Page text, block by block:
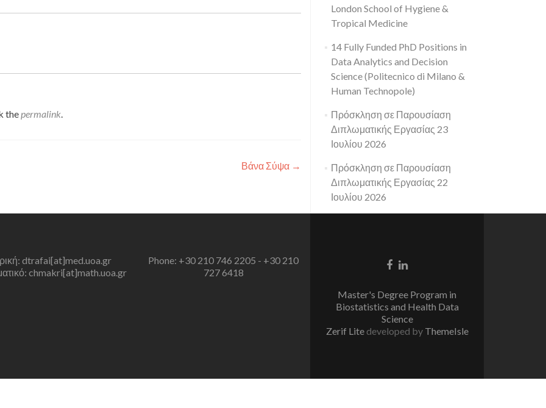
thepermalink.
Βάνα Σύψα →
London School of Hygiene &
Tropical Medicine
14 Fully Funded PhD Positions in
Data Analytics and Decision
Science (Politecnico di Milano &
Human Technopole)
Πρόσκληση σε Παρουσίαση
Διπλωματικής Εργασίας 23
Ιουλίου 2026
Πρόσκληση σε Παρουσίαση
Διπλωματικής Εργασίας 22
Ιουλίου 2026
dtrafai[at]med.uoa.gr
chmakri[at]math.uoa.gr
Phone: +30 210 746 2205 - +30 210
727 6418
Facebook
Linkedin
Master's Degree Program in
Biostatistics and Health Data
Science
Zerif Lite developed by ThemeIsle